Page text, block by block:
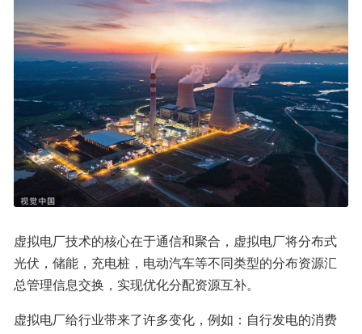
虚拟电厂技术的核心在于通信和聚合，虚拟电厂将分布式
光伏，储能，充电桩，电动汽车等不同类型的分布资源汇
总管理信息交换，实现优化分配资源互补。
虚拟电厂给行业带来了许多变化，例如：自行发电的消费